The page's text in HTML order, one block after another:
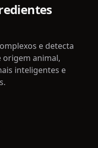
e detecta
animal,
inteligentes e